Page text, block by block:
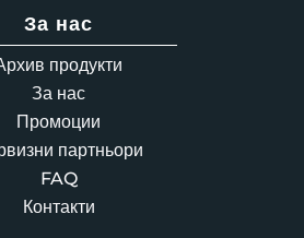
За нас
продукти
За нас
Промоции
партньори
FAQ
Контакти